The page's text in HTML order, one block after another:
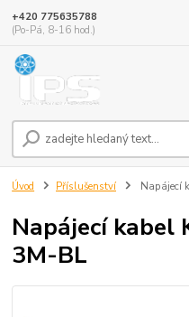
+420 775635788
(Po-Pá, 8-16 hod.)
Úvod Příslušenství Napájecí
Napájecí kabel
3M-BL